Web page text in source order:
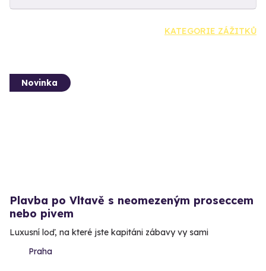
KATEGORIE ZÁŽITKŮ
Novinka
Plavba po Vltavě s neomezeným proseccem
nebo pivem
Luxusní loď, na které jste kapitáni zábavy vy sami
Praha